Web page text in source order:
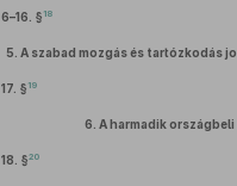
6–16. § 18
5. A szabad mozgás és tartózkodás
17. § 19
6. A harmadik
18. §20